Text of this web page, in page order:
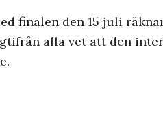
finalen den 15 juli
alla vet att den